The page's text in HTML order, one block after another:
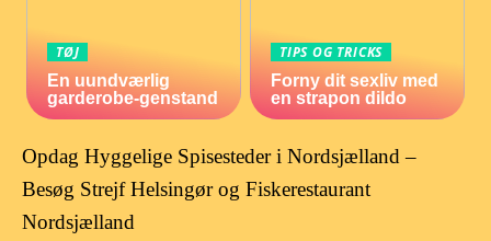
TØJ
En uundværlig
garderobe-genstand
TIPS OG TRICKS
Forny dit sexliv med
en strapon dildo
Opdag Hyggelige Spisesteder i Nordsjælland –
Besøg Strejf Helsingør og Fiskerestaurant
Nordsjælland